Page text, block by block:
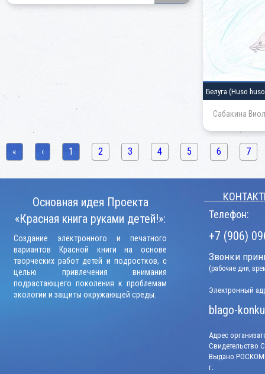
Белуга (Huso
Сабакина
« ‹ 1 2 3 4 5 6 7
Основная идея Проекта
«Красная книга руками детей!»:
Создание электронного и печатного
вариантов Красной книги на основе
творческих работ детей и подростков, с
целью привлечения внимания
подрастающего поколения к проблемам
экологии и защиты окружающей среды.
Телефон:
+7 (906)
Звонки
(рабочие дни,
Электронный
blago-
Адрес
Свидетельство
Выдано
г.